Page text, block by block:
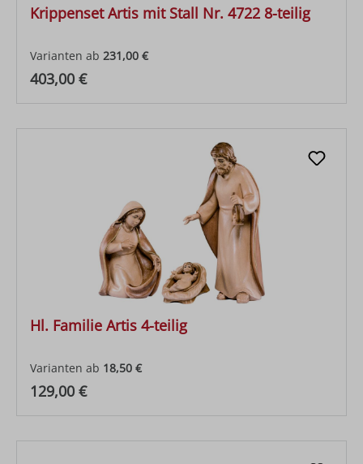
Krippenset Artis mit Stall Nr. 4722 8-teilig
Varianten ab 231,00 €
Regulärer Preis:
403,00 €
Hl. Familie Artis 4-teilig
Varianten ab 18,50 €
Regulärer Preis:
129,00 €